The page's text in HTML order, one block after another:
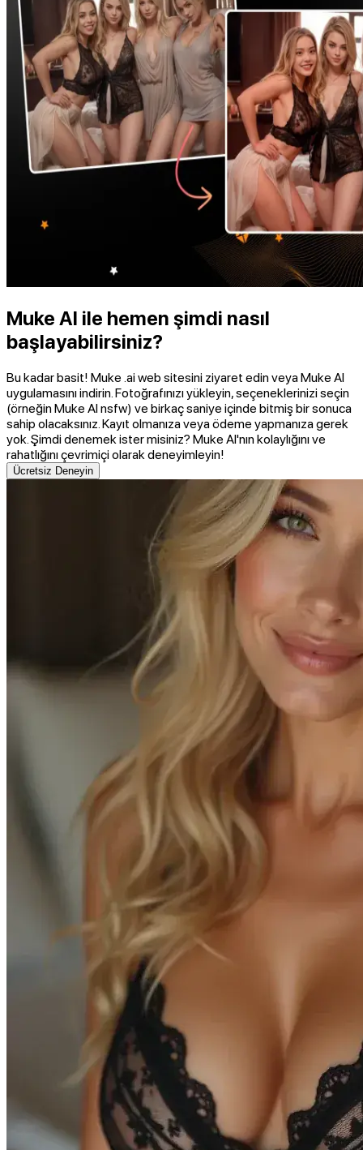
Muke AI ile hemen şimdi nasıl
başlayabilirsiniz?
Bu kadar basit! Muke .ai web sitesini ziyaret edin veya Muke AI
uygulamasını indirin. Fotoğrafınızı yükleyin, seçeneklerinizi seçin
(örneğin Muke AI nsfw) ve birkaç saniye içinde bitmiş bir sonuca
sahip olacaksınız. Kayıt olmanıza veya ödeme yapmanıza gerek
yok. Şimdi denemek ister misiniz? Muke AI'nın kolaylığını ve
rahatlığını çevrimiçi olarak deneyimleyin!
Ücretsiz Deneyin